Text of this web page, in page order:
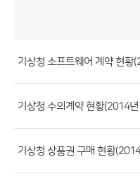
현
황
게
시
호,
분
류,
기상청 소프트웨어 계약 현황
기상청 수의계약 현황(2014
기상청 상품권 구매 현황